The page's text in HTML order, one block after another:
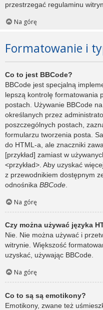
przestrzegać regulaminu
Na górę
Formatowanie i
Co to jest BBCode?
BBCode jest specjalną
lepszą kontrolę formatowania
postach. Używanie BBCode
określanych przez
poszczególnych postach,
formularzu tworzenia posta.
do HTML-a, ale znaczniki
[przykład] zamiast w
<przykład>. Aby uzyskać
z przewodnikiem dostępnym
odnośnika BBCode
Na górę
Czy można używać języka
Nie. Nie można używać i
witrynie. Większość
uzyskać, używając BBCode.
Na górę
Co to są są emotikony?
Emotikony, zwane też